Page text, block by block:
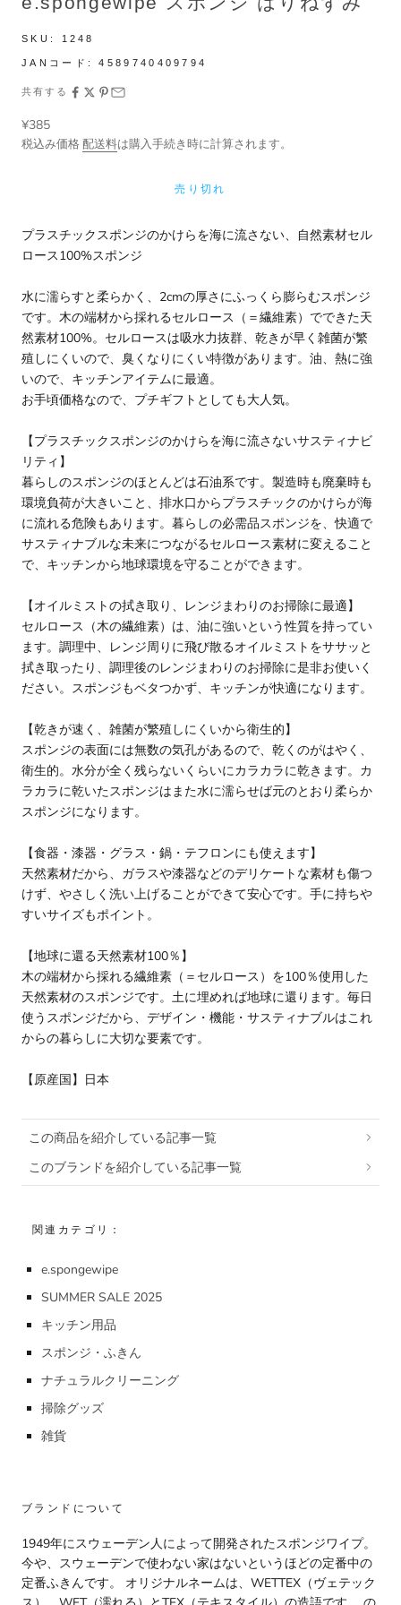
SKU: 1248
JANコード:4589740409794
共有する
セール価格
¥385
税込み価格配送料は購入手続き時に計算されます。
売り切れ
プラスチックスポンジのかけらを海に流さない、自然素材セル
ロース100%スポンジ
水に濡らすと柔らかく、2cmの厚さにふっくら膨らむスポンジ
です。木の端材から採れるセルロース（＝繊維素）でできた天
然素材100%。セルロースは吸水力抜群、乾きが早く雑菌が繁
殖しにくいので、臭くなりにくい特徴があります。油、熱に強
いので、キッチンアイテムに最適。
お手頃価格なので、プチギフトとしても大人気。
【プラスチックスポンジのかけらを海に流さないサスティナビ
リティ】
暮らしのスポンジのほとんどは石油系です。製造時も廃棄時も
環境負荷が大きいこと、排水口からプラスチックのかけらが海
に流れる危険もあります。暮らしの必需品スポンジを、快適で
サスティナブルな未来につながるセルロース素材に変えること
で、キッチンから地球環境を守ることができます。
【オイルミストの拭き取り、レンジまわりのお掃除に最適】
セルロース（木の繊維素）は、油に強いという性質を持ってい
ます。調理中、レンジ周りに飛び散るオイルミストをササッと
拭き取ったり、調理後のレンジまわりのお掃除に是非お使いく
ださい。スポンジもベタつかず、キッチンが快適になります。
【乾きが速く、雑菌が繁殖しにくいから衛生的】
スポンジの表面には無数の気孔があるので、乾くのがはやく、
衛生的。水分が全く残らないくらいにカラカラに乾きます。カ
ラカラに乾いたスポンジはまた水に濡らせば元のとおり柔らか
スポンジになります。
【食器・漆器・グラス・鍋・テフロンにも使えます】
天然素材だから、ガラスや漆器などのデリケートな素材も傷つ
けず、やさしく洗い上げることができて安心です。手に持ちや
すいサイズもポイント。
【地球に還る天然素材100％】
木の端材から採れる繊維素（＝セルロース）を100％使用した
天然素材のスポンジです。土に埋めれば地球に還ります。毎日
使うスポンジだから、デザイン・機能・サスティナブルはこれ
からの暮らしに大切な要素です。
【原産国】日本
この商品を紹介している記事一覧
このブランドを紹介している記事一覧
関連カテゴリ：
e.spongewipe
SUMMER SALE 2025
キッチン用品
スポンジ・ふきん
ナチュラルクリーニング
掃除グッズ
雑貨
ブランドについて
1949年にスウェーデン人によって開発されたスポンジワイプ。
今や、スウェーデンで使わない家はないというほどの定番中の
定番ふきんです。 オリジナルネームは、WETTEX（ヴェテック